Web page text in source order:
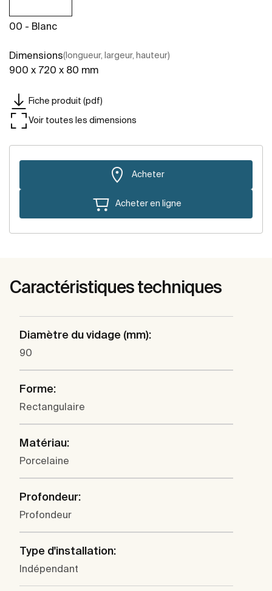
00 - Blanc
Dimensions(longueur, largeur, hauteur)
900 x 720 x 80 mm
Fiche produit (pdf)
Voir toutes les dimensions
Acheter
Acheter en ligne
Caractéristiques techniques
Diamètre du vidage (mm):
90
Forme:
Rectangulaire
Matériau:
Porcelaine
Profondeur:
Profondeur
Type d'installation:
Indépendant